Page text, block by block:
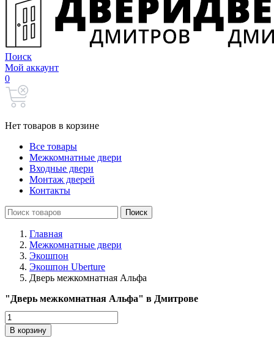
Поиск
Мой аккаунт
0
Нет товаров в корзине
Все товары
Межкомнатные двери
Входные двери
Монтаж дверей
Контакты
Search
for:
Поиск
Главная
Межкомнатные двери
Экошпон
Экошпон Uberture
Дверь межкомнатная Альфа
"Дверь межкомнатная Альфа" в Дмитрове
Количество
товара
Дверь
В корзину